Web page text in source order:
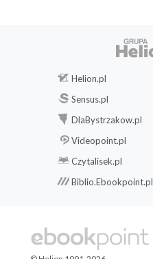
Helion.pl
Sensus.pl
DlaBystrzakow.pl
Videopoint.pl
Czytalisek.pl
Biblio.Ebookpoint.pl